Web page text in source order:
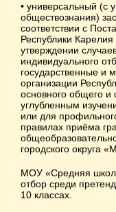
• универсальный (с
обществознания)
соответствии с
Республики
утверждении
индивидуального
государственные и
организации
основного общего и
углубленным
или для
правилах приёма
городского
МОУ «Средняя
отбор среди
10 классах.